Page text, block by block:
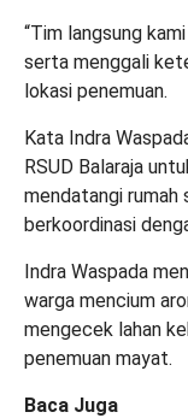
“Tim langsung
serta menggali
lokasi penemuan.
Kata Indra
RSUD Balaraja
mendatangi rumah
berkoordinasi
Indra Waspada
warga mencium
mengecek lahan
penemuan mayat.
Baca Juga